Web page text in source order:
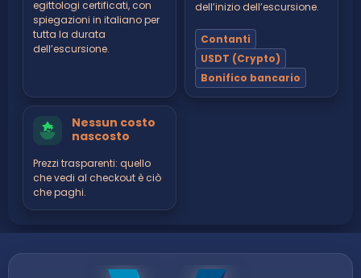
egittologi certificati, con
spiegazioni in italiano per
tutta la durata
dell’escursione.
dell’inizio dell’escursione.
Contanti
USDT (Crypto)
Bonifico bancario
Nessun costo
nascosto
Prezzi trasparenti: quello
che vedi al checkout è ciò
che paghi.